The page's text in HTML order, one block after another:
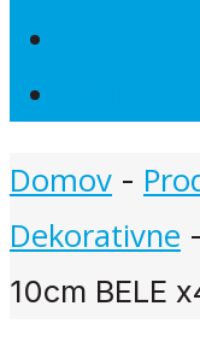
Domov -
Dekorativne -
10cm BELE